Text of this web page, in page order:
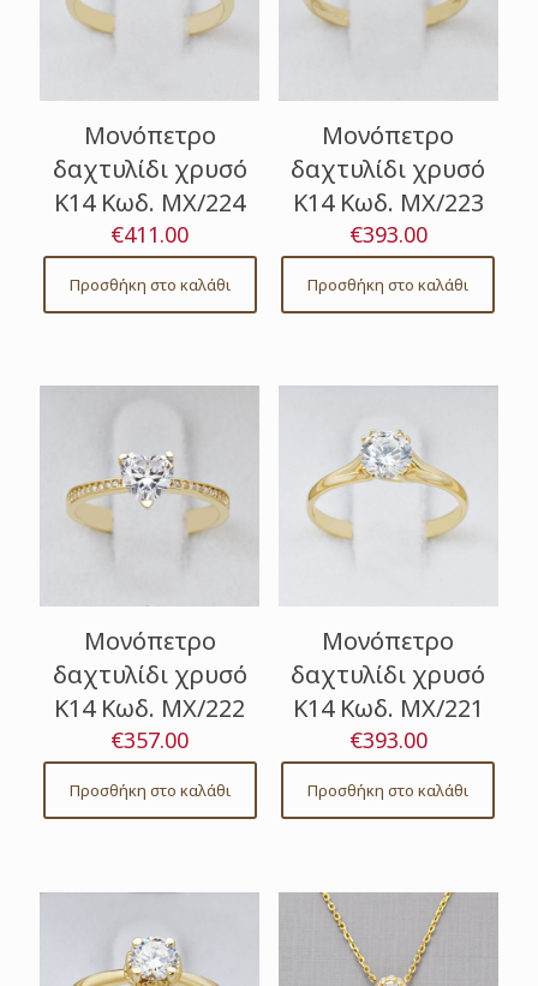
Μονόπετρο
δαχτυλίδι χρυσό
Κ14 Κωδ. ΜΧ/224
€411.00
Προσθήκη στο καλάθι
Μονόπετρο
δαχτυλίδι χρυσό
Κ14 Κωδ. ΜΧ/223
€393.00
Προσθήκη στο καλάθι
Μονόπετρο
δαχτυλίδι χρυσό
Κ14 Κωδ. ΜΧ/222
€357.00
Προσθήκη στο καλάθι
Μονόπετρο
δαχτυλίδι χρυσό
Κ14 Κωδ. ΜΧ/221
€393.00
Προσθήκη στο καλάθι